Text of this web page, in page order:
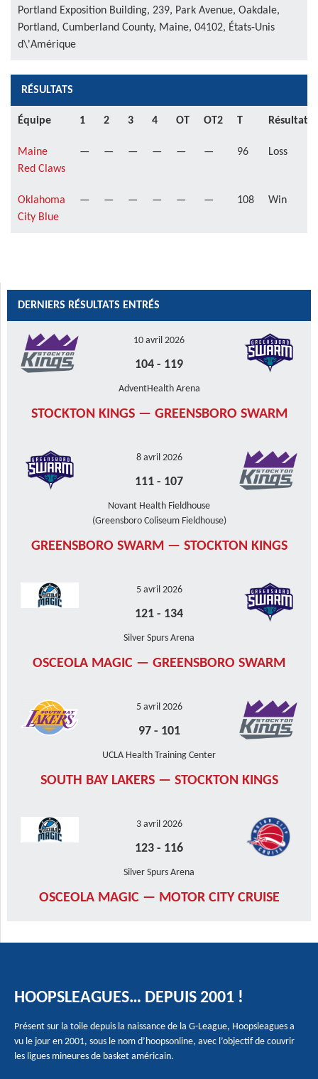
Portland Exposition Building, 239, Park Avenue, Oakdale,
Portland, Cumberland County, Maine, 04102, États-Unis
d\'Amérique
RÉSULTATS
Équipe 1 2 3 4 OT OT2 T Résultat
Maine
Red Claws
— — — — — — 96 Loss
Oklahoma
City Blue
— — — — — — 108 Win
DERNIERS RÉSULTATS ENTRÉS
10 avril 2026
104 - 119
AdventHealth Arena
STOCKTON KINGS — GREENSBORO SWARM
8 avril 2026
111 - 107
Novant Health Fieldhouse
(Greensboro Coliseum Fieldhouse)
GREENSBORO SWARM — STOCKTON KINGS
5 avril 2026
121 - 134
Silver Spurs Arena
OSCEOLA MAGIC — GREENSBORO SWARM
5 avril 2026
97- 101
UCLA Health Training Center
SOUTH BAY LAKERS — STOCKTON KINGS
3 avril 2026
123 - 116
Silver Spurs Arena
OSCEOLA MAGIC — MOTOR CITY CRUISE
HOOPSLEAGUES… DEPUIS 2001 !
Présent sur la toile depuis la naissance de la G-League, Hoopsleagues a
vu le jour en 2001, sous le nom d’hoopsonline, avec l’objectif de couvrir
les ligues mineures de basket américain.